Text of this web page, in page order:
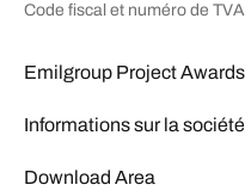
Code fiscal et numéro de
Emilgroup Project Awards
Informations sur la société
Download Area